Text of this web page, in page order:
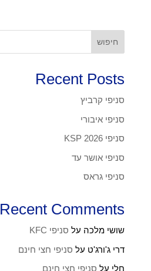
חיפוש
Recent Posts
סניפי קרביץ
סניפי איבורי
סניפי KSP 2026
סניפי אושר עד
סניפי גראס
Recent Comments
שושי מלכה על סניפי KFC
דרי ג'ורג'ט על סניפי חצי חינם
חלי על סניפי חצי חינם